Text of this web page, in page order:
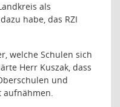
als
habe, das RZI
welche Schulen sich
Herr Kuszak, dass
und
aufnähmen.